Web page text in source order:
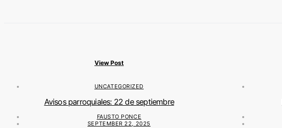
View Post
UNCATEGORIZED
Avisos parroquiales: 22 de septiembre
FAUSTO PONCE
SEPTEMBER 22, 2025